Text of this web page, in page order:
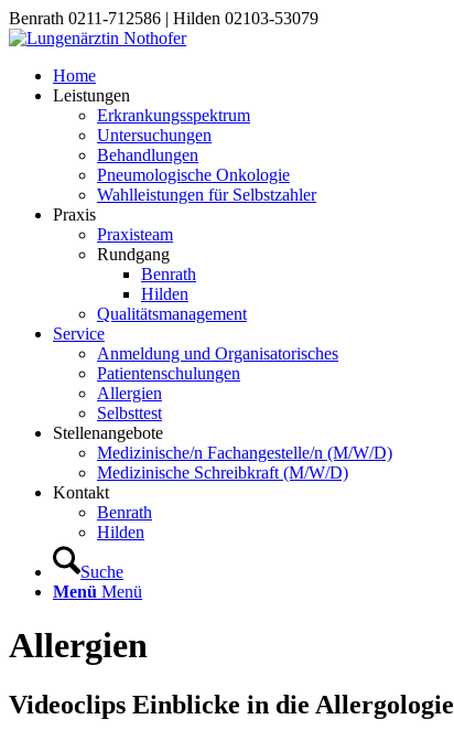
Benrath 0211-712586 | Hilden 02103-53079
Home
Leistungen
Erkrankungsspektrum
Untersuchungen
Behandlungen
Pneumologische Onkologie
Wahlleistungen für Selbstzahler
Praxis
Praxisteam
Rundgang
Benrath
Hilden
Qualitätsmanagement
Service
Anmeldung und Organisatorisches
Patientenschulungen
Allergien
Selbsttest
Stellenangebote
Medizinische/n Fachangestelle/n (M/W/D)
Medizinische Schreibkraft (M/W/D)
Kontakt
Benrath
Hilden
Suche
Menü Menü
Allergien
Videoclips Einblicke in die Allergologie